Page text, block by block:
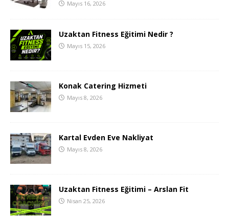
Mayıs 16, 2026
Uzaktan Fitness Eğitimi Nedir ?
Mayıs 15, 2026
Konak Catering Hizmeti
Mayıs 8, 2026
Kartal Evden Eve Nakliyat
Mayıs 8, 2026
Uzaktan Fitness Eğitimi – Arslan Fit
Nisan 25, 2026